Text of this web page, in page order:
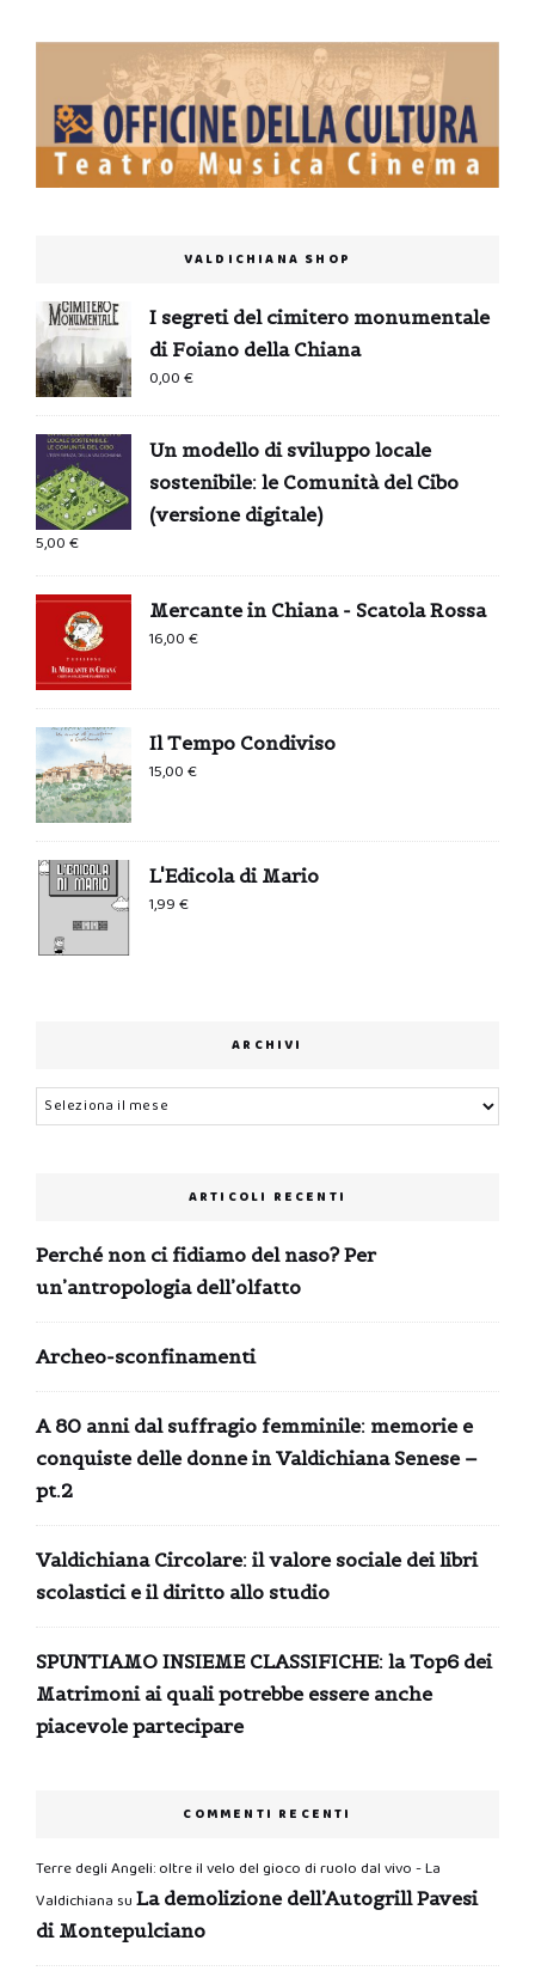
VALDICHIANA SHOP
I segreti del cimitero monumentale
di Foiano della Chiana
0,00€
Un modello di sviluppo locale
sostenibile: le Comunità del Cibo
(versione digitale)
5,00€
Mercante in Chiana - Scatola Rossa
16,00€
Il Tempo Condiviso
15,00€
L'Edicola di Mario
1,99€
ARCHIVI
Archivi
ARTICOLI RECENTI
Perché non ci fidiamo del naso? Per
un’antropologia dell’olfatto
Archeo-sconfinamenti
A 80 anni dal suffragio femminile: memorie e
conquiste delle donne in Valdichiana Senese –
pt.2
Valdichiana Circolare: il valore sociale dei libri
scolastici e il diritto allo studio
SPUNTIAMO INSIEME CLASSIFICHE: la Top6 dei
Matrimoni ai quali potrebbe essere anche
piacevole partecipare
COMMENTI RECENTI
Terre degli Angeli: oltre il velo del gioco di ruolo dal vivo - La
Valdichiana su La demolizione dell’Autogrill Pavesi
di Montepulciano